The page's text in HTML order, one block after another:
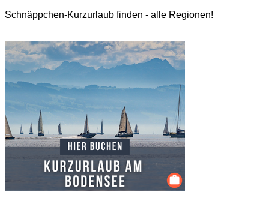
Schnäppchen-Kurzurlaub finden - alle Regionen!